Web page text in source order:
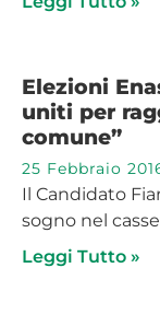
Elezioni
uniti per
comune”
25 Febbraio
Il Candidato
sogno nel
Leggi Tutto »